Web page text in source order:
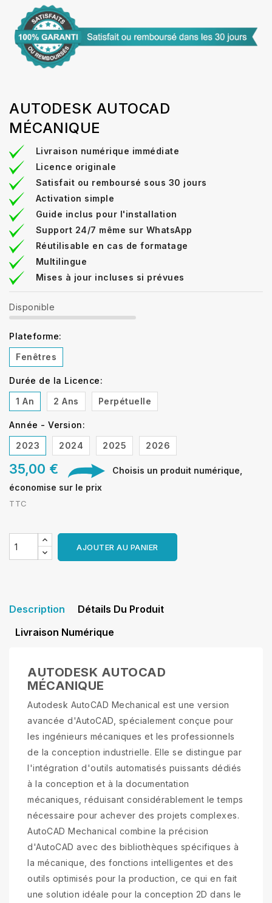
AUTODESK AUTOCAD
MÉCANIQUE
Livraison numérique immédiate
Licence originale
Satisfait ou remboursé sous 30 jours
Activation simple
Guide inclus pour l'installation
Support 24/7 même sur WhatsApp
Réutilisable en cas de formatage
Multilingue
Mises à jour incluses si prévues
Disponible
Plateforme:
Fenêtres
Durée de la Licence:
1 An
2 Ans Perpétuelle
Année - Version:
2023
2024 2025 2026
35,00 €
Choisis un produit numérique,
économise sur le prix
TTC
AJOUTER AU PANIER
Description
Détails Du Produit
Livraison Numérique
AUTODESK AUTOCAD
MÉCANIQUE
Autodesk AutoCAD Mechanical est une version
avancée d'AutoCAD, spécialement conçue pour
les ingénieurs mécaniques et les professionnels
de la conception industrielle. Elle se distingue par
l'intégration d'outils automatisés puissants dédiés
à la conception et à la documentation
mécaniques, réduisant considérablement le temps
nécessaire pour achever des projets complexes.
AutoCAD Mechanical combine la précision
d'AutoCAD avec des bibliothèques spécifiques à
la mécanique, des fonctions intelligentes et des
outils optimisés pour la production, ce qui en fait
une solution idéale pour la conception 2D dans le